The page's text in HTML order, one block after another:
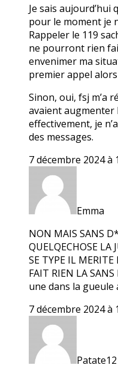
Je sais aujourd’hui
pour le moment je
Rappeler le 119
ne pourront rien
envenimer ma
premier appel
Sinon, oui, fsj m’a
avaient augmenter
effectivement, je
des messages.
7 décembre 2024 à
Emma
NON MAIS SANS
QUELQECHOSE LA
SE TYPE IL MERITE
FAIT RIEN LA
une dans la gueule
7 décembre 2024 à
Patate12